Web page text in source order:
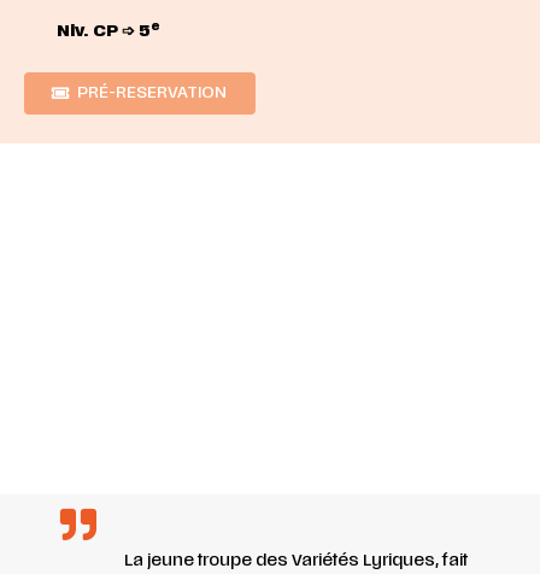
Niv. CP ➩ 5e
PRÉ-RESERVATION
La jeune troupe des Variétés Lyriques, fait